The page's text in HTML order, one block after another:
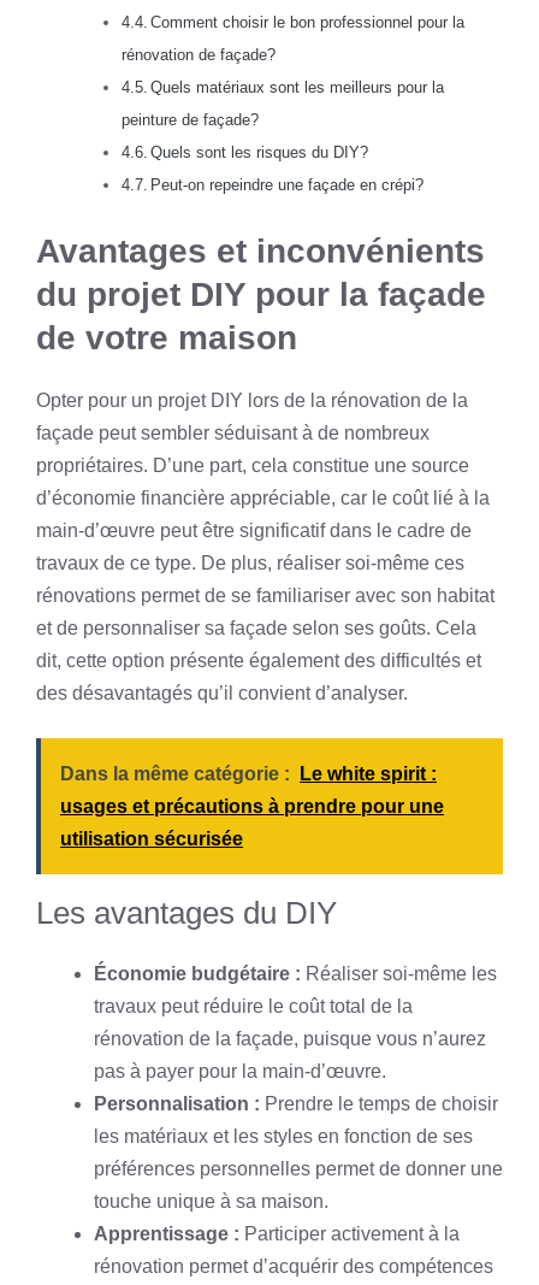
Comment choisir le bon professionnel pour la
rénovation de façade?
Quels matériaux sont les meilleurs pour la
peinture de façade?
Quels sont les risques du DIY?
Peut-on repeindre une façade en crépi?
Avantages et inconvénients
du projet DIY pour la façade
de votre maison
Opter pour un projet DIY lors de la rénovation de la
façade peut sembler séduisant à de nombreux
propriétaires. D’une part, cela constitue une source
d’économie financière appréciable, car le coût lié à la
main-d’œuvre peut être significatif dans le cadre de
travaux de ce type. De plus, réaliser soi-même ces
rénovations permet de se familiariser avec son habitat
et de personnaliser sa façade selon ses goûts. Cela
dit, cette option présente également des difficultés et
des désavantagés qu’il convient d’analyser.
Dans la même catégorie :
Le white spirit :
usages et précautions à prendre pour une
utilisation sécurisée
Les avantages du DIY
Économie budgétaire : Réaliser soi-même les
travaux peut réduire le coût total de la
rénovation de la façade, puisque vous n’aurez
pas à payer pour la main-d’œuvre.
Personnalisation : Prendre le temps de choisir
les matériaux et les styles en fonction de ses
préférences personnelles permet de donner une
touche unique à sa maison.
Apprentissage : Participer activement à la
rénovation permet d’acquérir des compétences